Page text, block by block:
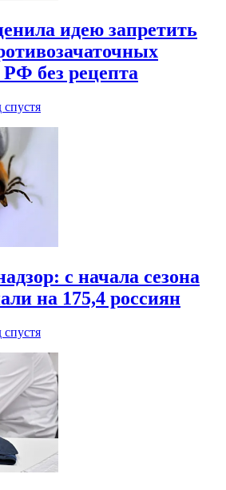
идею запретить
РФ без рецепта
спустя
с начала сезона
на 175,4 россиян
спустя